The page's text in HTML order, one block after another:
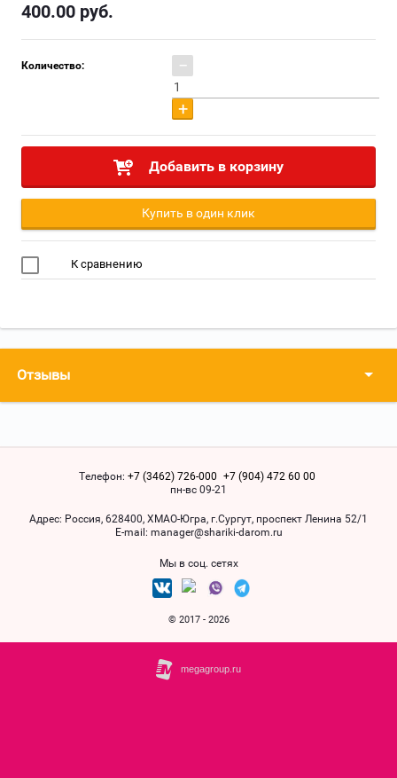
400.00 руб.
Количество: −
+
Добавить в корзину
Купить в один клик
К сравнению
Отзывы
Телефон: +7 (3462) 726-000 +7 (904) 472 60 00
пн-вс 09-21
Адрес: Россия, 628400, ХМАO-Югра, г.Сургут, проспект Ленина 52/1
Е-mail: manager@shariki-darom.ru
Мы в соц. сетях
© 2017 - 2026